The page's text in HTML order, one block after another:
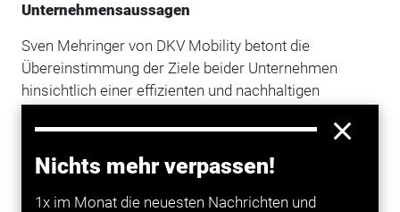
Nichts mehr verpassen!
1x im Monat die neuesten Nachrichten und
Unternehmensaussagen
Sven Mehringer von DKV Mobility betont die
Übereinstimmung der Ziele beider Unternehmen
hinsichtlich einer effizienten und nachhaltigen
unterstreicht das anhaltende Engagement für
Elektrofahrzeuge und die Freude über die
Zusammenarbeit mit DKV Mobility.